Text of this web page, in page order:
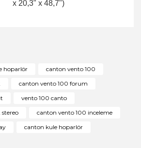
x 20,3" x 48,7")
Yorum Yaz
hatalar bulunuyor.
daha pahalı.
alternatifler olmalı.
hoparlör
canton vento 100
canton vento 100 forum
vento 100 canto
canton vento 100 inceleme
canton kule hoparlör